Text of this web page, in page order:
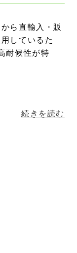
ら直輸入・販
しているた
耐候性が特
続きを読む